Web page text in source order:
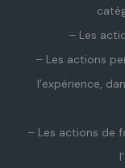
– Les
– Les actions
l’expérience,
– Les actions de